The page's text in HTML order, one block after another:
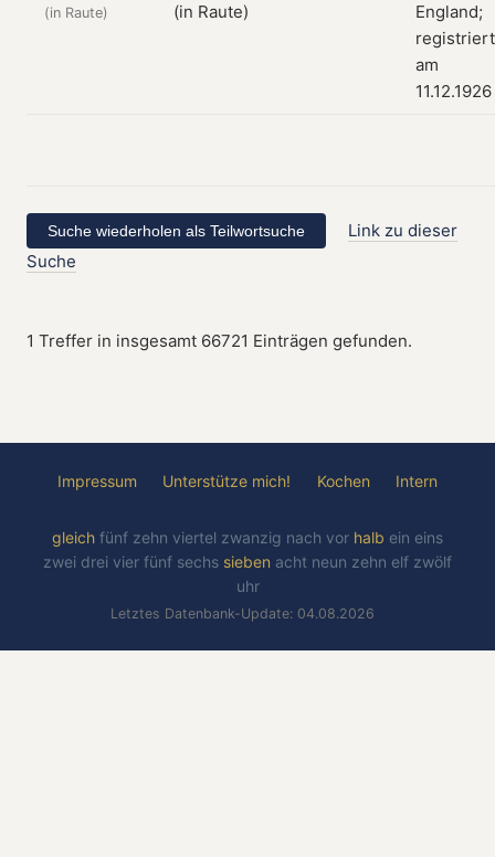
(in Raute)
England;
registriert
am
11.12.1926
Link zu dieser
Suche
1 Treffer in insgesamt 66721 Einträgen gefunden.
Impressum Unterstütze mich! Kochen Intern
gleich fünf zehn viertel zwanzig nach vor halb ein eins
zwei drei vier fünf sechs sieben acht neun zehn elf zwölf
uhr
Letztes Datenbank-Update: 04.08.2026